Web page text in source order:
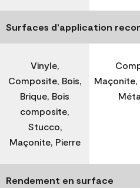
Surfaces d’application
Vinyle,
Composite, Bois,
Brique, Bois
composite,
Stucco,
Maçonite, Pierre
Maçonite,
Rendement en surface